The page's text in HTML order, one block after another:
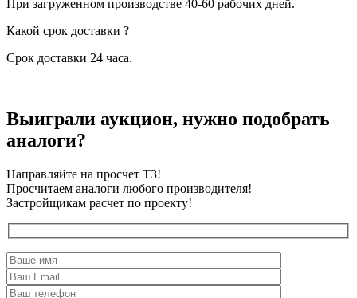
При загруженном производстве 40-60 рабочих дней.
Какой срок доставки ?
Срок доставки 24 часа.
Выиграли аукцион, нужно подобрать
аналоги?
Направляйте на просчет ТЗ!
Просчитаем аналоги любого производителя!
Застройщикам расчет по проекту!